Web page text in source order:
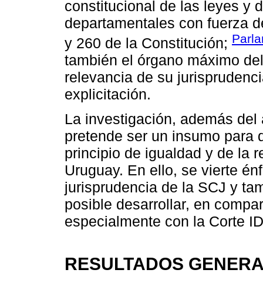
constitucional de las leyes y
departamentales con fuerza
y 260 de la Constitución;
también el órgano máximo
relevancia de su
explicitación.
La investigación, además
pretende ser un insumo para
principio de igualdad y de la
Uruguay. En ello, se vierte
jurisprudencia de la SCJ y
posible desarrollar, en
especialmente con la Corte
RESULTADOS